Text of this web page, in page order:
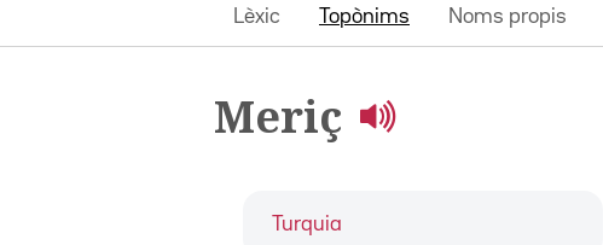
Lèxic Topònims Noms propis
Meriç
Turquia